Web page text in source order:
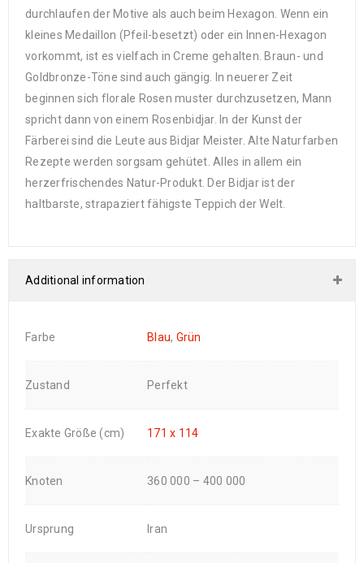
durchlaufen der Motive als auch beim Hexagon. Wenn ein
kleines Medaillon (Pfeil-besetzt) oder ein Innen-Hexagon
vorkommt, ist es vielfach in Creme gehalten. Braun- und
Goldbronze-Töne sind auch gängig. In neuerer Zeit
beginnen sich florale Rosen muster durchzusetzen, Mann
spricht dann von einem Rosenbidjar. In der Kunst der
Färberei sind die Leute aus Bidjar Meister. Alte Naturfarben
Rezepte werden sorgsam gehütet. Alles in allem ein
herzerfrischendes Natur-Produkt. Der Bidjar ist der
haltbarste, strapaziert fähigste Teppich der Welt.
Additional information
Farbe Blau, Grün
Zustand Perfekt
Exakte Größe (cm) 171 x 114
Knoten 360 000 – 400 000
Ursprung Iran